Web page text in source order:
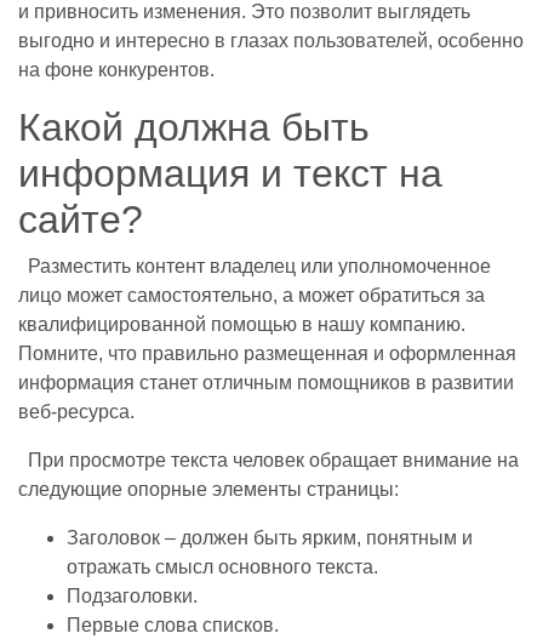
и привносить изменения. Это позволит выглядеть
выгодно и интересно в глазах пользователей, особенно
на фоне конкурентов.
Какой должна быть
информация и текст на
сайте?
Разместить контент владелец или уполномоченное
лицо может самостоятельно, а может обратиться за
квалифицированной помощью в нашу компанию.
Помните, что правильно размещенная и оформленная
информация станет отличным помощников в развитии
веб-ресурса.
При просмотре текста человек обращает внимание на
следующие опорные элементы страницы:
Заголовок – должен быть ярким, понятным и
отражать смысл основного текста.
Подзаголовки.
Первые слова списков.